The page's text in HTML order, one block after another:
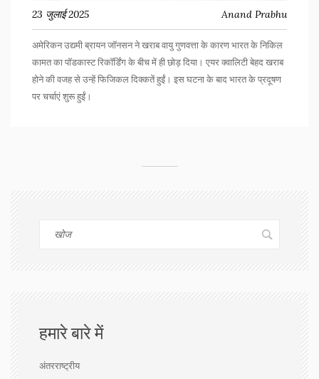
23 जुलाई 2025 Anand Prabhu
अमेरिकन उद्यमी ब्रायन जॉनसन ने खराब वायु गुणवत्ता के कारण भारत के निकिल
कामत का पॉडकास्ट रिकॉर्डिंग के बीच में ही छोड़ दिया। एयर क्वालिटी बेहद खराब
होने की वजह से उन्हें फिजिकल दिक्कतें हुईं। इस घटना के बाद भारत के प्रदूषण
पर चर्चाएं शुरू हुईं।
हमारे बारे में
अंतरराष्ट्रीय